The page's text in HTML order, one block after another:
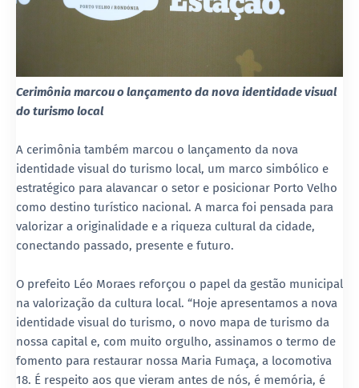
Cerimônia marcou o lançamento da nova identidade visual
do turismo local
A cerimônia também marcou o lançamento da nova
identidade visual do turismo local, um marco simbólico e
estratégico para alavancar o setor e posicionar Porto Velho
como destino turístico nacional. A marca foi pensada para
valorizar a originalidade e a riqueza cultural da cidade,
conectando passado, presente e futuro.
O prefeito Léo Moraes reforçou o papel da gestão municipal
na valorização da cultura local. “Hoje apresentamos a nova
identidade visual do turismo, o novo mapa de turismo da
nossa capital e, com muito orgulho, assinamos o termo de
fomento para restaurar nossa Maria Fumaça, a locomotiva
18. É respeito aos que vieram antes de nós, é memória, é